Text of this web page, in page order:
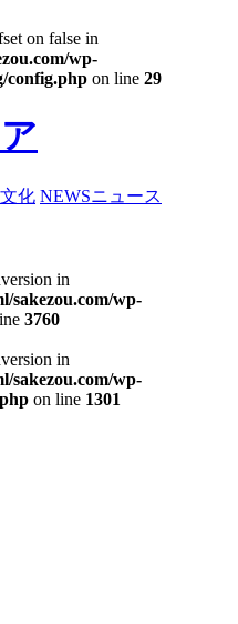
on false in
wp-
config.php on line 29
化 NEWSニュース
in
sakezou.com/wp-
3760
in
sakezou.com/wp-
on line 1301